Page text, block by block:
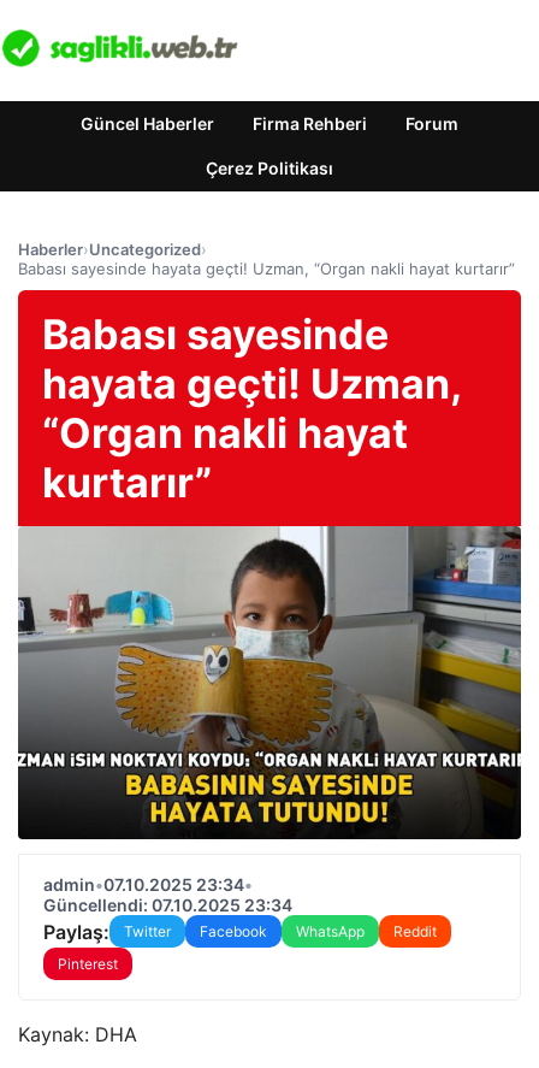
Güncel Haberler Firma Rehberi Forum
Çerez Politikası
Haberler›Uncategorized›
Babası sayesinde hayata geçti! Uzman, “Organ nakli hayat kurtarır”
Babası sayesinde
hayata geçti! Uzman,
“Organ nakli hayat
kurtarır”
admin•07.10.2025 23:34•
Güncellendi: 07.10.2025 23:34
Paylaş: Twitter Facebook WhatsApp
Reddit
Pinterest
Kaynak: DHA